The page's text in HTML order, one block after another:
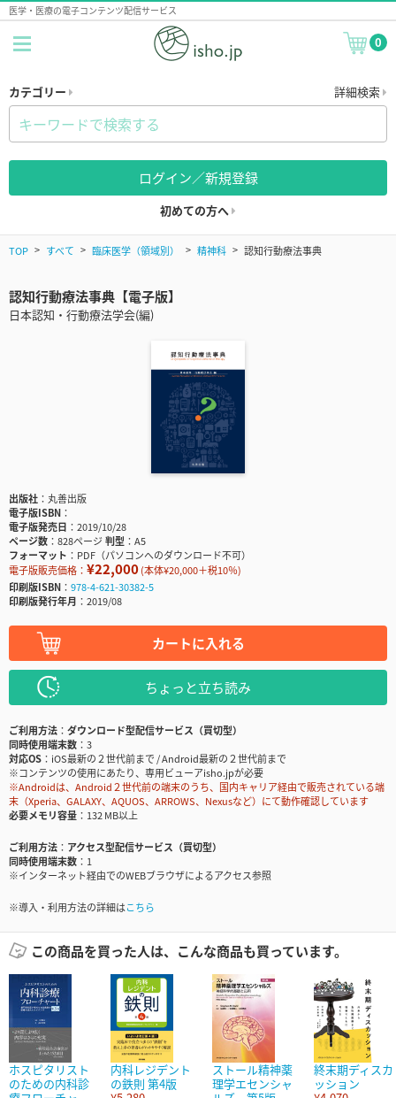
医学・医療の電子コンテンツ配信サービス
0
カテゴリー 詳細検索
ログイン／新規登録
初めての方へ
TOP すべて 臨床医学（領域別） 精神科 認知行動療法事典
認知行動療法事典【電子版】
日本認知・行動療法学会(編)
出版社
丸善出版
電子版ISBN
電子版発売日
2019/10/28
ページ数
828ページ判型
A5
フォーマット
PDF（パソコンへのダウンロード不可）
電子版販売価格： ¥22,000(本体¥20,000＋税10％)
印刷版ISBN
978-4-621-30382-5
印刷版発行年月
2019/08
カートに入れる
ちょっと立ち読み
ご利用方法
ダウンロード型配信サービス（買切型）
同時使用端末数
3
対応OS
iOS最新の２世代前まで / Android最新の２世代前まで
※コンテンツの使用にあたり、専用ビューアisho.jpが必要
※Androidは、Android２世代前の端末のうち、国内キャリア経由で販売されている端
末（Xperia、GALAXY、AQUOS、ARROWS、Nexusなど）にて動作確認しています
必要メモリ容量
132 MB以上
ご利用方法
アクセス型配信サービス（買切型）
同時使用端末数
1
※インターネット経由でのWEBブラウザによるアクセス参照
※導入・利用方法の詳細はこちら
この商品を買った人は、こんな商品も買っています。
ホスピタリスト
のための内科診
内科レジデント
の鉄則 第4版
ストール精神薬
理学エセンシャ
終末期ディスカ
ッション